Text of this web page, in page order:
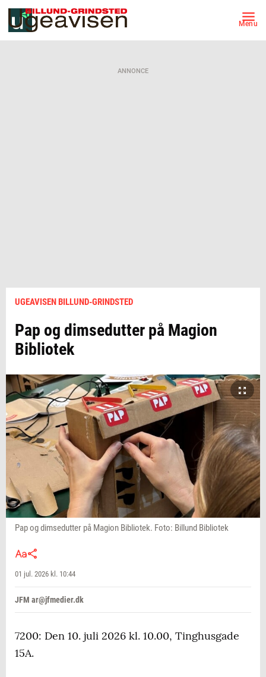
Menu
ANNONCE
UGEAVISEN BILLUND-GRINDSTED
Pap og dimsedutter på Magion
Bibliotek
Pap og dimsedutter på Magion Bibliotek. Foto: Billund Bibliotek
01 jul. 2026 kl. 10:44
JFM ar@jfmedier.dk
7200: Den 10. juli 2026 kl. 10.00, Tinghusgade
15A.